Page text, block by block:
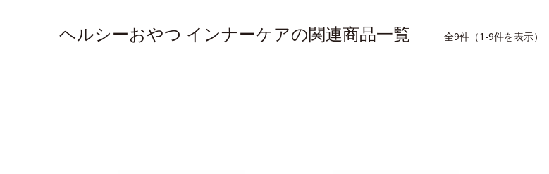
ヘルシーおやつ インナーケアの関連商品一覧 全9件（1-9件を表示）